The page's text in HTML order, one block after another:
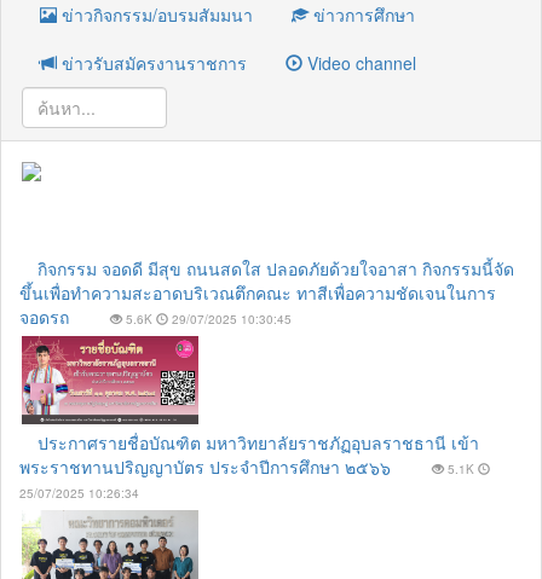
ข่าวกิจกรรม/อบรมสัมมนา
ข่าวการศึกษา
ข่าวรับสมัครงานราชการ
Video channel
กิจกรรม จอดดี มีสุข ถนนสดใส ปลอดภัยด้วยใจอาสา กิจกรรมนี้จัด
ขึ้นเพื่อทำความสะอาดบริเวณตึกคณะ ทาสีเพื่อความชัดเจนในการ
จอดรถ
5.6K 29/07/2025 10:30:45
ประกาศรายชื่อบัณฑิต มหาวิทยาลัยราชภัฏอุบลราชธานี เข้า
พระราชทานปริญญาบัตร ประจำปีการศึกษา ๒๕๖๖
5.1K
25/07/2025 10:26:34